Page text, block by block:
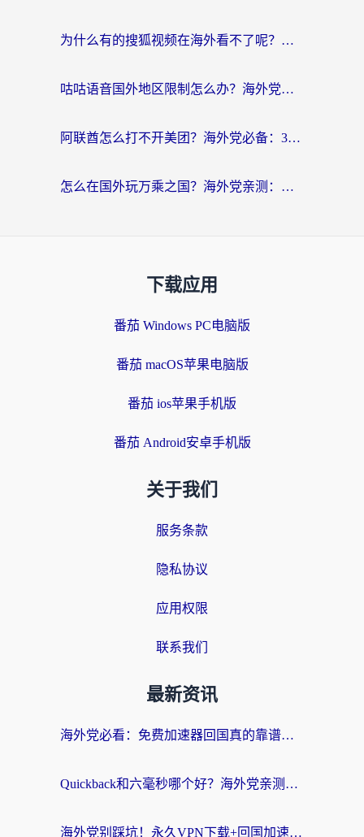
为什么有的搜狐视频在海外看不了呢？留学生亲测有效的回国加速攻略
咕咕语音国外地区限制怎么办？海外党必备的回国加速器选择指南（附音悦Tai、搜狐视频解决妙招）
阿联酋怎么打不开美团？海外党必备：3步解决回国追剧、看球、刷B站的全部烦恼
怎么在国外玩万乘之国？海外党亲测：突破限制的3个实用技巧
下载应用
番茄 Windows PC电脑版
番茄 macOS苹果电脑版
番茄 ios苹果手机版
番茄 Android安卓手机版
关于我们
服务条款
隐私协议
应用权限
联系我们
最新资讯
海外党必看：免费加速器回国真的靠谱吗？3步教你选到好用的归雁替代
Quickback和六毫秒哪个好？海外党亲测：选对回国加速器，无缝刷剧办公不再愁
海外党别踩坑！永久VPN下载+回国加速器选择指南，无缝刷国内剧游戏支付